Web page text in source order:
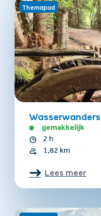
Themapad
gemakkelijk
2 h
1,82 km
Lees meer